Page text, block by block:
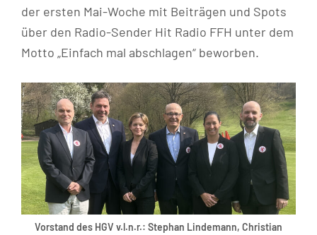
der ersten Mai-Woche mit Beiträgen und Spots
über den Radio-Sender Hit Radio FFH unter dem
Motto „Einfach mal abschlagen“ beworben.
Vorstand des HGV v.l.n.r.: Stephan Lindemann, Christian